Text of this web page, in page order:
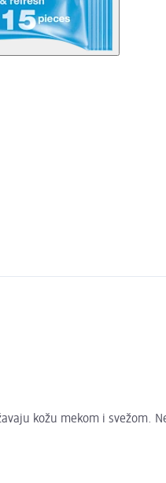
kožu mekom i